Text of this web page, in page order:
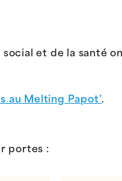
et de la santé
au Melting Papot’.
portes :